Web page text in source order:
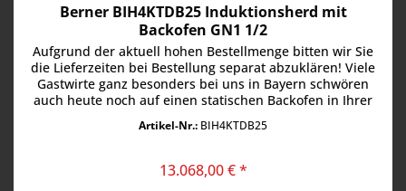
Berner BIH4KTDB25 Induktionsherd mit
Backofen GN1 1/2
Aufgrund der aktuell hohen Bestellmenge bitten wir Sie
die Lieferzeiten bei Bestellung separat abzuklären! Viele
Gastwirte ganz besonders bei uns in Bayern schwören
auch heute noch auf einen statischen Backofen in Ihrer
Artikel-Nr.: BIH4KTDB25
13.068,00 € *